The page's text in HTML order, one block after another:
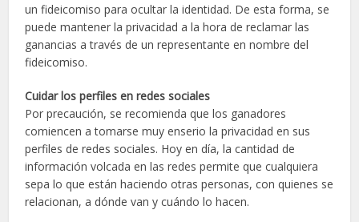
un fideicomiso para ocultar la identidad. De esta forma, se
puede mantener la privacidad a la hora de reclamar las
ganancias a través de un representante en nombre del
fideicomiso.
Cuidar los perfiles en redes sociales
Por precaución, se recomienda que los ganadores
comiencen a tomarse muy enserio la privacidad en sus
perfiles de redes sociales. Hoy en día, la cantidad de
información volcada en las redes permite que cualquiera
sepa lo que están haciendo otras personas, con quienes se
relacionan, a dónde van y cuándo lo hacen.